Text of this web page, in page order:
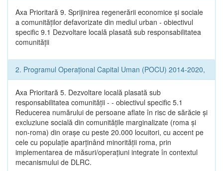
Axa Prioritară 9. Sprijinirea regenerării economice și sociale
a comunităților defavorizate din mediul urban - obiectivul
specific 9.1 Dezvoltare locală plasată sub responsabilitatea
comunității
2. Programul Operațional Capital Uman (POCU) 2014-2020,
Axa Prioritară 5. Dezvoltare locală plasată sub
responsabilitatea comunității - - obiectivul specific 5.1
Reducerea numărului de persoane aflate în risc de sărăcie şi
excluziune socială din comunitățile marginalizate (roma şi
non-roma) din oraşe cu peste 20.000 locuitori, cu accent pe
cele cu populație aparținând minorității roma, prin
implementarea de măsuri/operațiuni integrate în contextul
mecanismului de DLRC.